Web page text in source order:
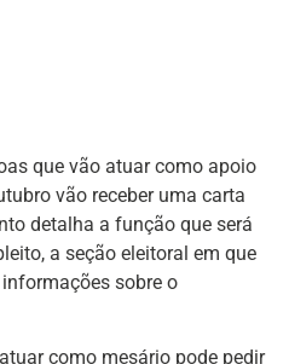
que vão atuar como apoio
vão receber uma carta
detalha a função que será
a seção eleitoral em que
sobre o
como mesário pode pedir